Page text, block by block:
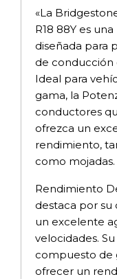
«La
R18 88Y es
diseñada para
de conducción
Ideal para
gama, la
conductores
ofrezca un
rendimiento,
como mojadas.
Rendimiento
destaca por
un excelente
velocidades.
compuesto de
ofrecer un